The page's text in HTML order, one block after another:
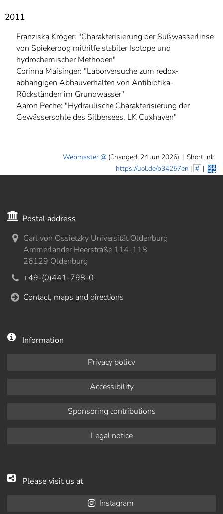
2011
Franziska Kröger: "Charakterisierung der Süßwasserlinse
von Spiekeroog mithilfe stabiler Isotope und
hydrochemischer Methoden"
Corinna Maisinger: "Laborversuche zum redox-
abhängigen Abbauverhalten von Antibiotika-
Rückständen im Grundwasser"
Aaron Peche: "Hydraulische Charakterisierung der
Gewässersohle des Silbersees, LK Cuxhaven"
Webmaster (Changed: 24 Jun 2026) | Shortlink:
https://uol.de/p34257en | # |
Postal address
Carl von Ossietzky Universität Oldenburg
Ammerländer Heerstraße 114-118
26129 Oldenburg
+49-(0)441-798-0
Contact, maps and directions
Information
Privacy policy
Accessibility
Sponsoring contributions
Legal notice
Please visit us at
Instagram